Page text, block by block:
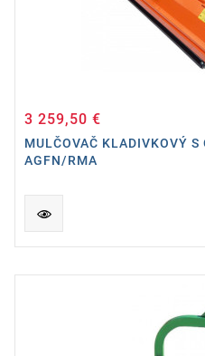
3 259,50 €
MULČOVAČ KLADIVKOVÝ S
AGFN/RMA